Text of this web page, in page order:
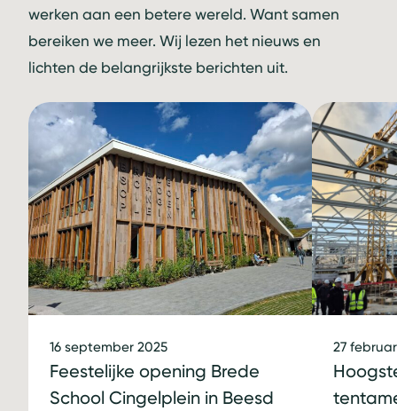
werken aan een betere wereld. Want samen
bereiken we meer. Wij lezen het nieuws en
lichten de belangrijkste berichten uit.
16 september 2025
Feestelijke opening Brede
School Cingelplein in Beesd
27